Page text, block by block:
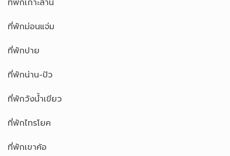
ที่พักม่อนแจ่ม
ที่พักปาย
ที่พักน่าน-ปัว
ที่พักวังน้ำเขียว
ที่พักไทรโยค
ที่พักเขาค้อ